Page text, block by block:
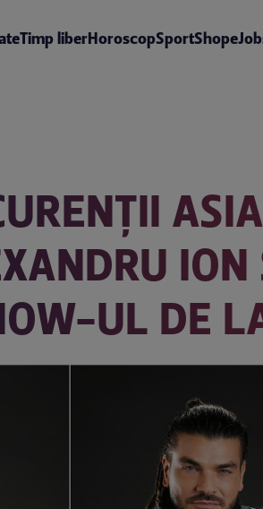
Timp liberHoroscopSportShop
UL DE